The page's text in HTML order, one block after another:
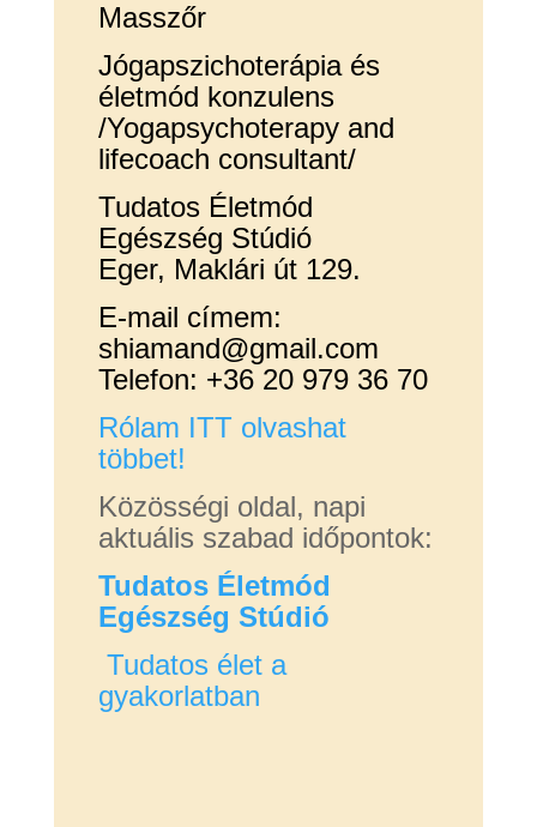
Masszőr
Jógapszichoterápia és
életmód konzulens
/Yogapsychoterapy and
lifecoach consultant/
Tudatos Életmód
Egészség Stúdió
Eger, Maklári út 129.
E-mail címem:
shiamand@gmail.com
Telefon: +36 20 979 36 70
Rólam ITT olvashat
többet!
Közösségi oldal, napi
aktuális szabad időpontok:
Tudatos Életmód
Egészség Stúdió
Tudatos élet a
gyakorlatban